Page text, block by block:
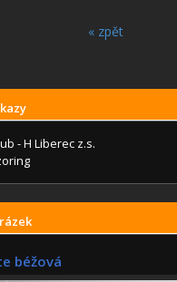
« zpět
- H Liberec z.s.
béžová